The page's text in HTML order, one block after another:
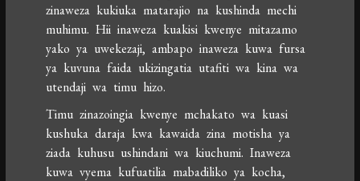
zinaweza kukiuka matarajio na kushinda mechi
muhimu. Hii inaweza kuakisi kwenye mitazamo
yako ya uwekezaji, ambapo inaweza kuwa fursa
ya kuvuna faida ukizingatia utafiti wa kina wa
utendaji wa timu hizo.
Timu zinazoingia kwenye mchakato wa kuasi
kushuka daraja kwa kawaida zina motisha ya
ziada kuhusu ushindani wa kiuchumi. Inaweza
kuwa vyema kufuatilia mabadiliko ya kocha,